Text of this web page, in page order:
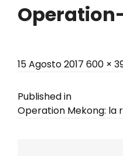
Posted
15 Agosto 2017 Full
600 ×
Navigazione
articoli
Published in
Operation Mekong: la